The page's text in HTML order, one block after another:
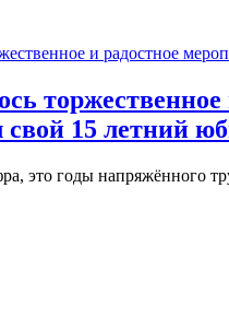
15 летний
это годы напряжённого